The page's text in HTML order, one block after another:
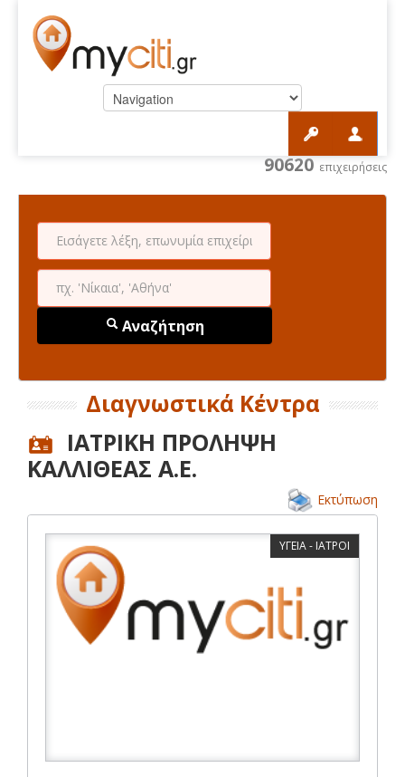
90620 επιχειρήσεις
Αναζήτηση
Διαγνωστικά Κέντρα
ΙΑΤΡΙΚΗ ΠΡΟΛΗΨΗ
ΚΑΛΛΙΘΕΑΣ Α.Ε.
Εκτύπωση
ΥΓΕΙΑ - ΙΑΤΡΟΙ